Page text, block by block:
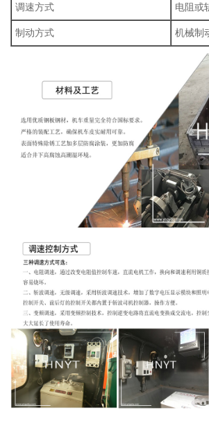
调速方式 电阻或
制动方式 机械制